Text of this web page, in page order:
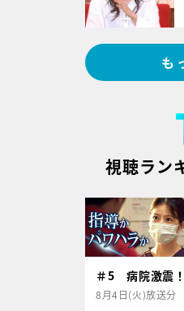
も
視聴ラン
＃5 病院激震
8月4日(火)放送分